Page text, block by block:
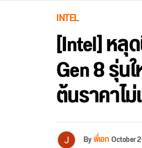
INTEL
[Intel] หลุ
Gen 8 รุ่น
ต้นราคาไ
Byพี่เอกOctober